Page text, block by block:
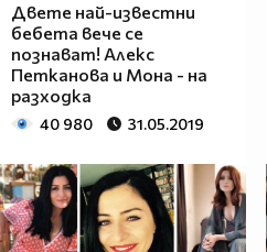
Двете най-известни
бебета вече се
познават! Алекс
Петканова и Мона - на
разходка
40 980 31.05.2019